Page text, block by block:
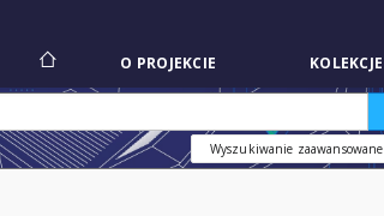
O PROJEKCIE KOLEKCJE
Wyszukiwanie zaawansowane